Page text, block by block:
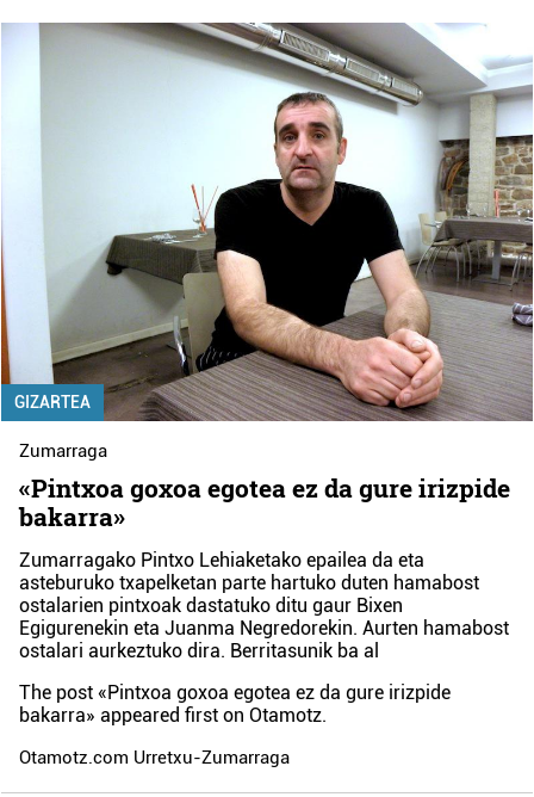
GIZARTEA
Zumarraga
«Pintxoa goxoa egotea ez da gure irizpide
bakarra»
Zumarragako Pintxo Lehiaketako epailea da eta
asteburuko txapelketan parte hartuko duten hamabost
ostalarien pintxoak dastatuko ditu gaur Bixen
Egigurenekin eta Juanma Negredorekin. Aurten hamabost
ostalari aurkeztuko dira. Berritasunik ba al
The post«Pintxoa goxoa egotea ez da gure irizpide
bakarra» appeared first onOtamotz.
Otamotz.com Urretxu-Zumarraga